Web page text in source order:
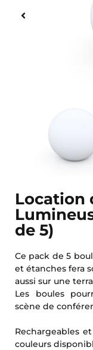
Location
de 5)
Ce pack de 5
et étanches fera
aussi sur une
Les boules
scène de
Rechargeables
couleurs